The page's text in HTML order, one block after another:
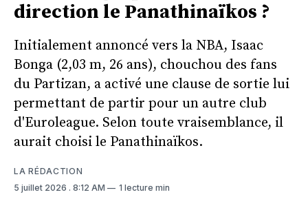
direction le Panathinaïkos ?
Initialement annoncé vers la NBA, Isaac
Bonga (2,03 m, 26 ans), chouchou des fans
du Partizan, a activé une clause de sortie lui
permettant de partir pour un autre club
d'Euroleague. Selon toute vraisemblance, il
aurait choisi le Panathinaïkos.
LA RÉDACTION
5 juillet 2026 . 8:12 AM 1 lecture min